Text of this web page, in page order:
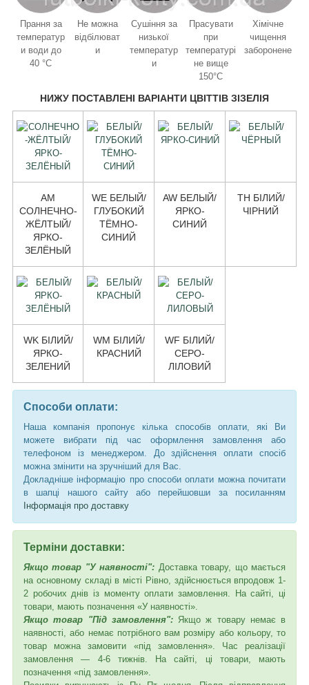
Прання за
температур
и води до
40 °C
Не можна
відбілюват
и
Сушіння за
низької
температур
и
Прасувати
при
температурі
не вище
150°C
Хімічне
чищення
заборонене
НИЖУ ПОСТАВЛЕНІ ВАРІАНТИ ЦВІТТІВ ЗІЗЕЛІЯ
AM
СОЛНЕЧНО-
ЖЁЛТЫЙ/
ЯРКО-
ЗЕЛЁНЫЙ
WE БЕЛЫЙ/
ГЛУБОКИЙ
ТЁМНО-
СИНИЙ
AW БЕЛЫЙ/
ЯРКО-
СИНИЙ
TH БІЛИЙ/
ЧІРНИЙ
WK БІЛИЙ/
ЯРКО-
ЗЕЛЕНИЙ
WM БІЛИЙ/
КРАСНИЙ
WF БІЛИЙ/
СЕРО-
ЛІЛОВИЙ
Способи оплати:
Наша компанія пропонує кілька способів оплати, які Ви
можете вибрати під час оформлення замовлення або
телефоном із менеджером. До здійснення оплати спосіб
можна змінити на зручніший для Вас.
Докладніше інформацію про способи оплати можна почитати
в шапці нашого сайту або перейшовши за посиланням
Інформація про доставку
Терміни доставки:
Якщо товар "У наявності": Доставка товару, що мається
на основному складі в місті Рівно, здійснюється впродовж 1-
2 робочих днів із моменту оплати замовлення. На сайті, ці
товари, мають позначення «У наявності».
Якщо товар "Під замовлення":Якщо ж товару немає в
наявності, або немає потрібного вам розміру або кольору, то
товар можна замовити «під замовлення». Час реалізації
замовлення — 4-6 тижнів. На сайті, ці товари, мають
позначення «під замовлення».